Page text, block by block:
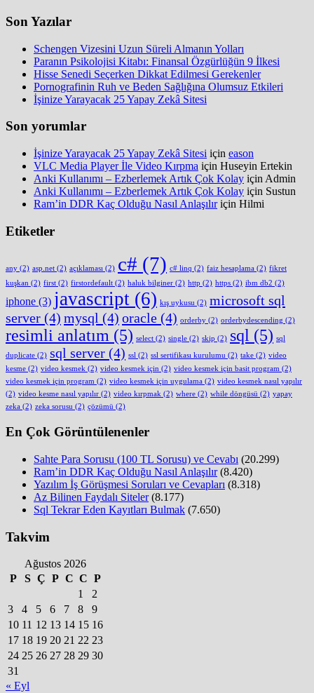
Son Yazılar
Schengen Vizesini Uzun Süreli Almanın Yolları
Paranın Psikolojisi Kitabı: Finansal Özgürlüğün 9 İlkesi
Hisse Senedi Seçerken Dikkat Edilmesi Gerekenler
Pornografinin Ruh ve Beden Sağlığına Olumsuz Etkileri
İşinize Yarayacak 25 Yapay Zekâ Sitesi
Son yorumlar
İşinize Yarayacak 25 Yapay Zekâ Sitesi için eason
VLC Media Player İle Video Kırpma için Huseyin Ertekin
Anki Kullanımı – Ezberlemek Artık Çok Kolay için Admin
Anki Kullanımı – Ezberlemek Artık Çok Kolay için Sustun
Ram’in DDR Kaç Olduğu Nasıl Anlaşılıriçin Hilmi
Etiketler
any (2) asp.net (2) açıklaması (2) c# (7) c# linq (2) faiz hesaplama (2) fikret
kuşkan (2) first (2) firstordefault (2) haluk bilginer (2) http (2) https (2) ibm db2 (2)
iphone (3) javascript (6) kış uykusu (2) microsoft sql
server (4) mysql (4) oracle (4) orderby (2) orderbydescending (2)
resimli anlatım (5) select (2) single (2) skip (2) sql (5) sql
duplicate (2) sql server (4) ssl (2) ssl sertifikası kurulumu (2) take (2) video
kesme (2) video kesmek (2) video kesmek için (2) video kesmek için basit program (2)
video kesmek için program (2) video kesmek için uygulama (2) video kesmek nasıl yapılır
(2) video kesme nasıl yapılır (2) video kırpmak (2) where (2) while döngüsü (2) yapay
zeka (2) zeka sorusu (2) çözümü (2)
En Çok Görüntülenenler
Sahte Para Sorusu (100 TL Sorusu) ve Cevabı (20.299)
Ram’in DDR Kaç Olduğu Nasıl Anlaşılır (8.420)
Yazılım İş Görüşmesi Soruları ve Cevapları (8.318)
Az Bilinen Faydalı Siteler (8.177)
Sql Tekrar Eden Kayıtları Bulmak (7.650)
Takvim
Ağustos 2026
P
S Ç P C C P
1
2
3
4 5 6 7 8
9
10 11 12 13 14 15 16
17 18 19 20 21 22 23
24 25 26 27 28 29 30
31
« Eyl